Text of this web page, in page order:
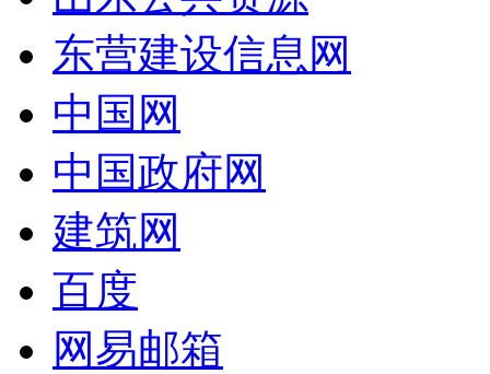
东营建设信息网
中国网
中国政府网
建筑网
百度
网易邮箱